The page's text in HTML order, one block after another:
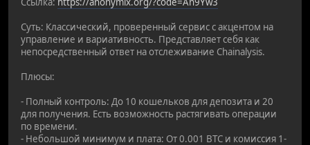
Суть: Классический, проверенный сервис с акцентом на
управление и вариативность. Представляет себя как
непосредственный ответ на отслеживание Chainalysis.
Плюсы:
- Полный контроль: До 10 кошельков для депозита и 20
для получения. Есть возможность растягивать операции
по времени.
- Небольшой минимум и плата: От 0.001 BTC и комиссия 1-